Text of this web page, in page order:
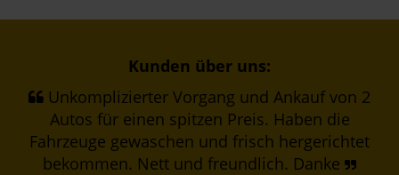
Kunden über uns:
Unkomplizierter Vorgang und Ankauf von 2
Autos für einen spitzen Preis. Haben die
Fahrzeuge gewaschen und frisch hergerichtet
bekommen. Nett und freundlich. Danke